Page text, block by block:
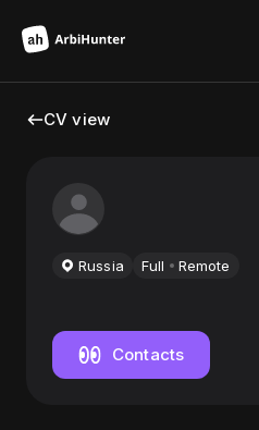
CV view
Russia Full Remote
Contacts